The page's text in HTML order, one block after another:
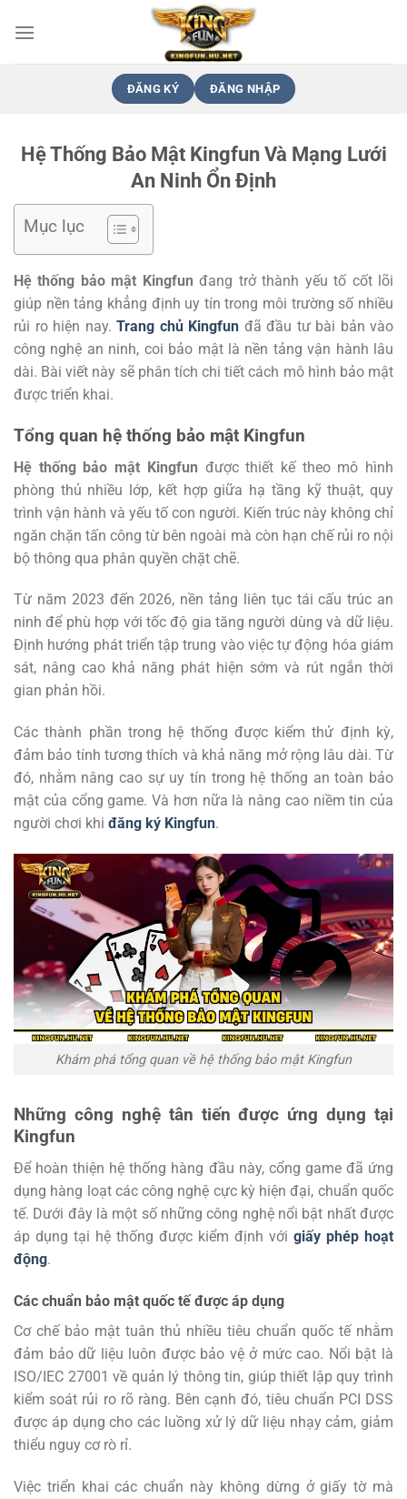
qua
ĐĂNG KÝ ĐĂNG NHẬP
Hệ Thống Bảo Mật Kingfun Và Mạng Lưới
An Ninh Ổn Định
Mục lục
Hệ thống bảo mật Kingfun đang trở thành yếu tố cốt lõi
giúp nền tảng khẳng định uy tín trong môi trường số nhiều
rủi ro hiện nay. Trang chủ Kingfun đã đầu tư bài bản vào
công nghệ an ninh, coi bảo mật là nền tảng vận hành lâu
dài. Bài viết này sẽ phân tích chi tiết cách mô hình bảo mật
được triển khai.
Tổng quan hệ thống bảo mật Kingfun
Hệ thống bảo mật Kingfun được thiết kế theo mô hình
phòng thủ nhiều lớp, kết hợp giữa hạ tầng kỹ thuật, quy
trình vận hành và yếu tố con người. Kiến trúc này không chỉ
ngăn chặn tấn công từ bên ngoài mà còn hạn chế rủi ro nội
bộ thông qua phân quyền chặt chẽ.
Từ năm 2023 đến 2026, nền tảng liên tục tái cấu trúc an
ninh để phù hợp với tốc độ gia tăng người dùng và dữ liệu.
Định hướng phát triển tập trung vào việc tự động hóa giám
sát, nâng cao khả năng phát hiện sớm và rút ngắn thời
gian phản hồi.
Các thành phần trong hệ thống được kiểm thử định kỳ,
đảm bảo tính tương thích và khả năng mở rộng lâu dài. Từ
đó, nhằm nâng cao sự uy tín trong hệ thống an toàn bảo
mật của cổng game. Và hơn nữa là nâng cao niềm tin của
người chơi khi đăng ký Kingfun.
Khám phá tổng quan về hệ thống bảo mật Kingfun
Những công nghệ tân tiến được ứng dụng tại
Kingfun
Để hoàn thiện hệ thống hàng đầu này, cổng game đã ứng
dụng hàng loạt các công nghệ cực kỳ hiện đại, chuẩn quốc
tế. Dưới đây là một số những công nghệ nổi bật nhất được
áp dụng tại hệ thống được kiểm định với giấy phép hoạt
động.
Các chuẩn bảo mật quốc tế được áp dụng
Cơ chế bảo mật tuân thủ nhiều tiêu chuẩn quốc tế nhằm
đảm bảo dữ liệu luôn được bảo vệ ở mức cao. Nổi bật là
ISO/IEC 27001 về quản lý thông tin, giúp thiết lập quy trình
kiểm soát rủi ro rõ ràng. Bên cạnh đó, tiêu chuẩn PCI DSS
được áp dụng cho các luồng xử lý dữ liệu nhạy cảm, giảm
thiểu nguy cơ rò rỉ.
Việc triển khai các chuẩn này không dừng ở giấy tờ mà